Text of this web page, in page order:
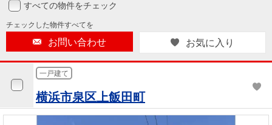
中古
マン
ショ
探す
築・
中古
を探
無
料
査
却
相
店舗のご
案内（首
都圏）
古屋）
案内（関
西）
ごあいさ
つ
Way
経営ビジ
ョン
沿革
本社地
ニュース
新卒採用
情報
採用情報
法人のお客さま
提携企業にお勤めの方
すべての物件をチェック
チェックした物件すべてを
お問い合わせ お気に入り
一戸建て
横浜市泉区上飯田町